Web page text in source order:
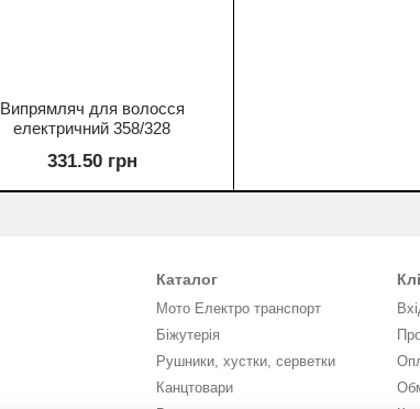
Випрямляч для волосся
електричний 358/328
331.50 грн
Каталог
Мото Електро транспорт
Біжутерія
Рушники, хустки, серветки
Канцтовари